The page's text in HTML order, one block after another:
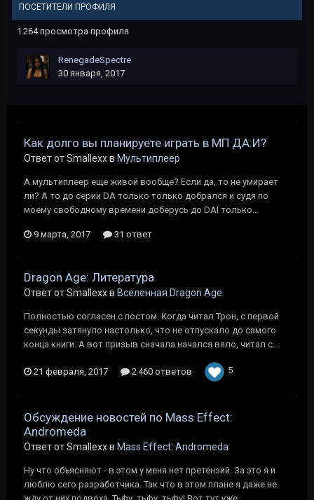
ПОСЕТИТЕЛИ ПРОФИЛЯ
1 264 просмотра профиля
RenegadeSpectre
30 января, 2017
Как долго вы планируете играть в МП ДА:И?
Ответ от Smallexx в Мультиплеер
А мультиплеер еще живой вообще? Если да, то не умирает
ли? А то до серии DA только только добрался и судя по
моему свободному времени доберусь до DAI только...
9 марта, 2017 31 ответ
Dragon Age: Литература
Ответ от Smallexx в Вселенная Dragon Age
Полностью согласен с постом. Когда читал Трон, с первой
секунды затянуло настолько, что не отпускало до самого
конца книги. А вот призыв сначала начался вяло, читал с...
21 февраля, 2017 2 460 ответов 5
Обсуждение новостей по Mass Effect:
Andromeda
Ответ от Smallexx в Mass Effect: Andromeda
Ну что объясняют - в этом у меня нет претензий. За это я и
люблю сего разработчика. Так что в этом плане я даже не